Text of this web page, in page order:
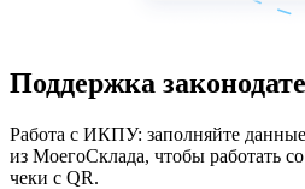
Поддержка
Работа с ИКПУ: заполняйте
из МоегоСклада, чтобы работать
чеки с QR.